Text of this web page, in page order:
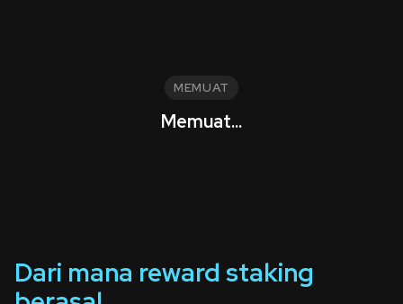
MEMUAT
Memuat...
Dari mana reward staking